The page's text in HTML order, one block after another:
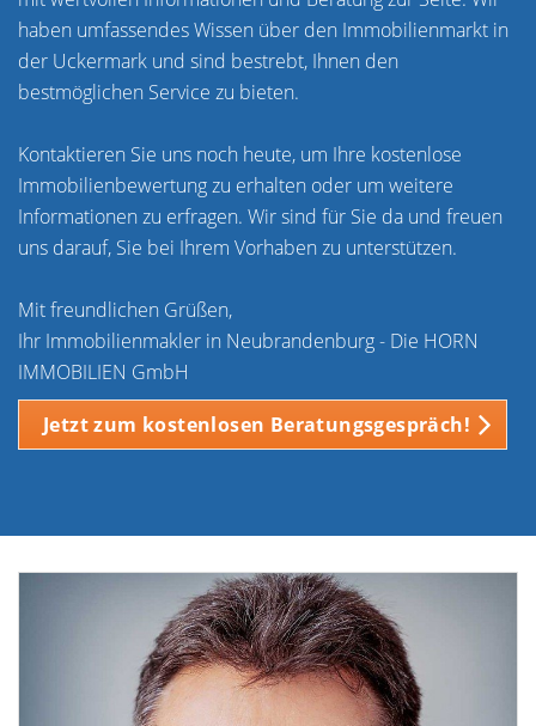
haben umfassendes Wissen über den Immobilienmarkt in
der Uckermark und sind bestrebt, Ihnen den
bestmöglichen Service zu bieten.
Kontaktieren Sie uns noch heute, um Ihre kostenlose
Immobilienbewertung zu erhalten oder um weitere
Informationen zu erfragen. Wir sind für Sie da und freuen
uns darauf, Sie bei Ihrem Vorhaben zu unterstützen.
Mit freundlichen Grüßen,
Ihr Immobilienmakler in Neubrandenburg - Die HORN
IMMOBILIEN GmbH
Jetzt zum kostenlosen Beratungsgespräch!